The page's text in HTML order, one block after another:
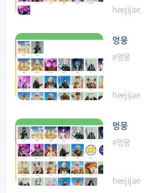
heejijae
멍뭉
#멍뭉
heejijae
멍뭉
#멍뭉
heejijae